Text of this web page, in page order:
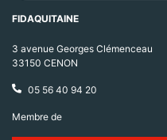
FIDAQUITAINE
3 avenue Georges Clémenceau
33150 CENON
05 56 40 94 20
Membre de